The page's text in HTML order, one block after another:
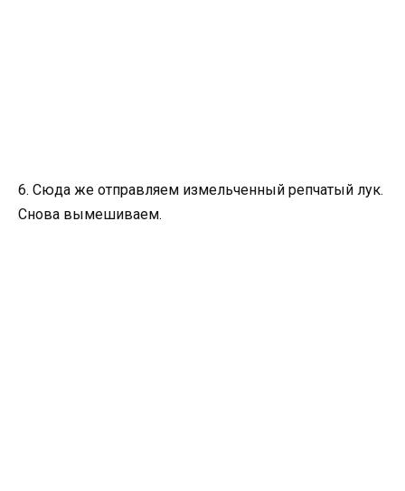
6. Сюда же отправляем измельченный репчатый лук.
Снова вымешиваем.